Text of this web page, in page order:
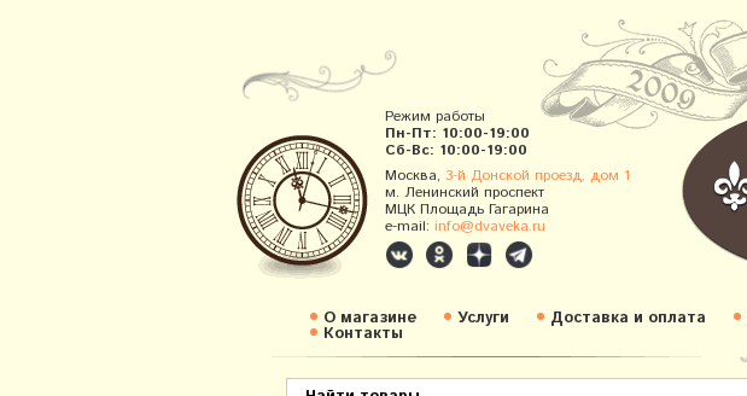
Режим работы
Пн-Пт: 10:00-19:00
Сб-Вс: 10:00-19:00
Москва, 3-й Донской проезд, дом 1
м. Ленинский проспект
МЦК Площадь Гагарина
e-mail: info@dvaveka.ru
О магазине Услуги Доставка и оплата
Контакты